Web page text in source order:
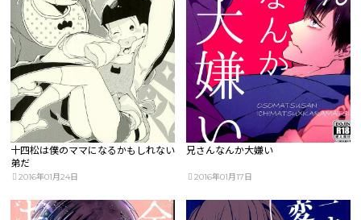
十四松は僕のママになるかもしれない
弟だ
2016年01月24日
兄さんなんか大嫌い
2016年01月17日